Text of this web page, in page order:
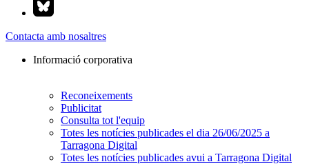
Contacta amb nosaltres
Informació corporativa
Reconeixements
Publicitat
Consulta tot l'equip
Totes les notícies publicades el dia 26/06/2025 a
Tarragona Digital
Totes les notícies publicades avui a Tarragona Digital